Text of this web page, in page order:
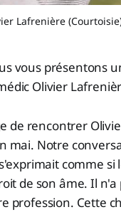
Lafrenière
vous présentons
Olivier
de rencontrer
mai. Notre
comme si
de son âme. Il n'a
profession. Cette